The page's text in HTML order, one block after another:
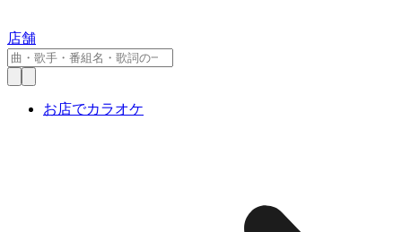
店舗
お店でカラオケ